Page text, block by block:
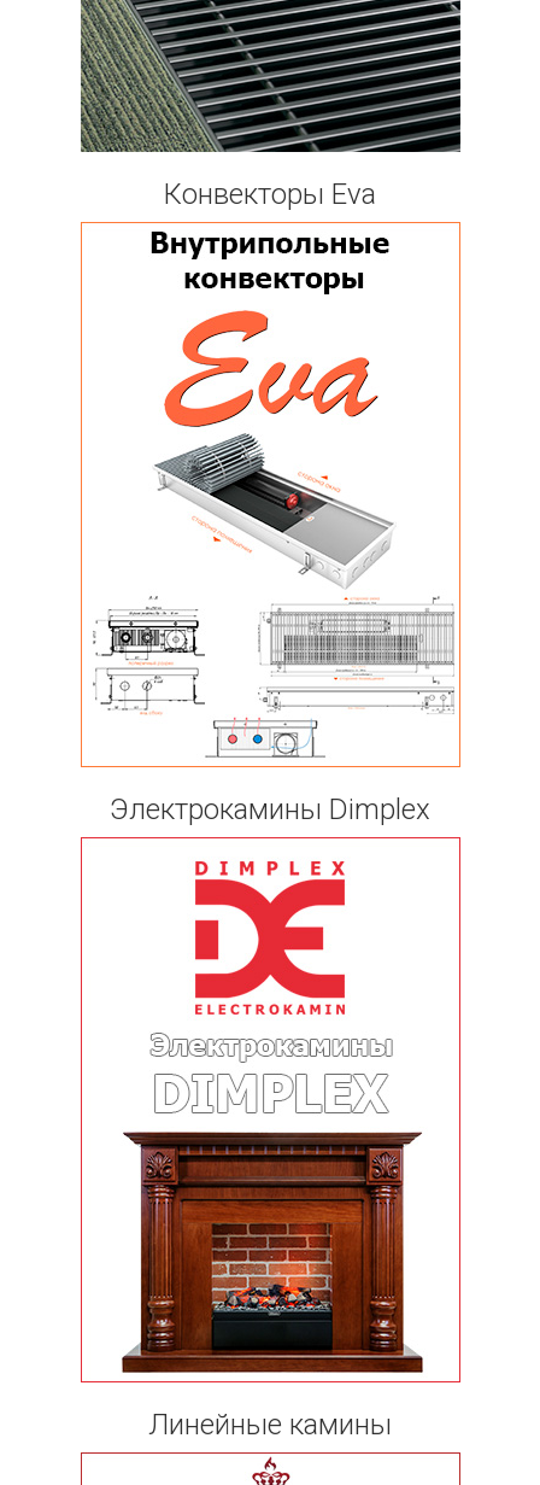
Конвекторы Eva
Электрокамины Dimplex
Линейные камины